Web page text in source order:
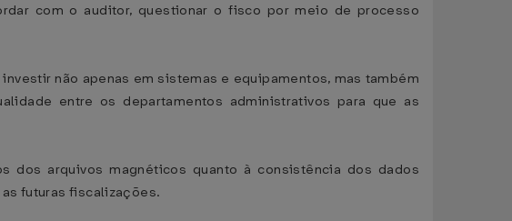
com o auditor, questionar o fisco por meio de processo
não apenas em sistemas e equipamentos, mas também
entre os departamentos administrativos para que as
dos arquivos magnéticos quanto à consistência dos dados
futuras fiscalizações.